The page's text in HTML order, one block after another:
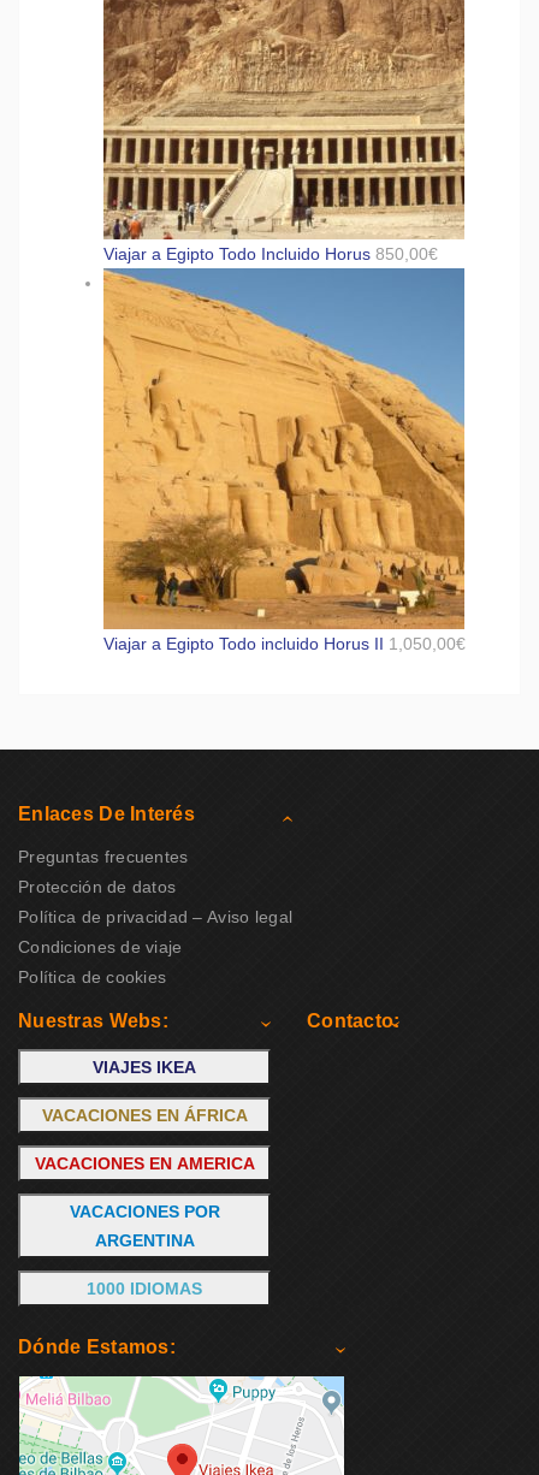
Viajar a Egipto Todo Incluido Horus 850,00€
Viajar a Egipto Todo incluido Horus II 1,050,00€
Enlaces De Interés
Preguntas frecuentes
Protección de datos
Política de privacidad – Aviso legal
Condiciones de viaje
Política de cookies
Nuestras Webs:
VIAJES IKEA
VACACIONES EN ÁFRICA
VACACIONES EN AMERICA
VACACIONES POR
ARGENTINA
1000 IDIOMAS
Contacto:
Dónde Estamos: